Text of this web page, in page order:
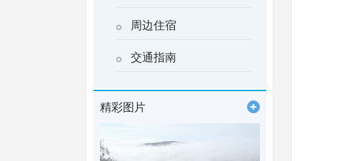
周边住宿
交通指南
精彩图片